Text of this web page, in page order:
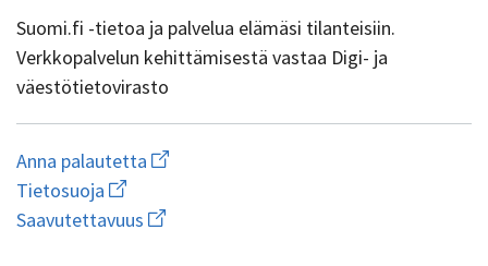
Suomi.fi -tietoa ja palvelua elämäsi tilanteisiin.
Verkkopalvelun kehittämisestä vastaa Digi- ja
väestötietovirasto
Anna palautetta Aloita
uuden
kirjoitus
osoitteeseen
Tietosuoja Avaa
linkki
uuteen
Saavutettavuus Avaa
linkki